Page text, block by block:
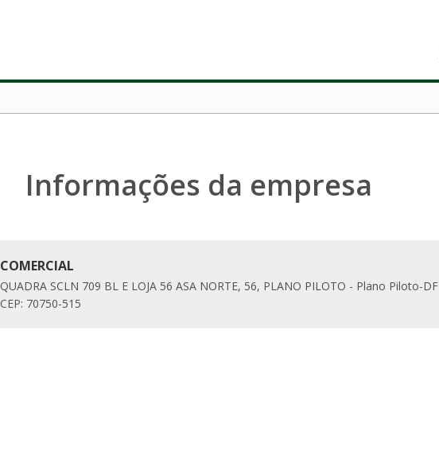
Informações da empresa
COMERCIAL
QUADRA SCLN 709 BL E LOJA 56 ASA NORTE, 56, PLANO PILOTO - Plano Piloto-DF
CEP: 70750-515